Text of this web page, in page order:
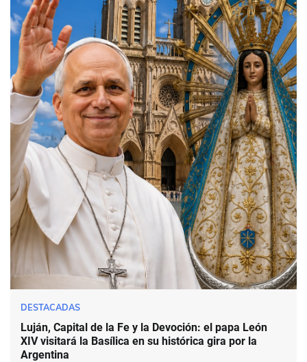
DESTACADAS
Luján, Capital de la Fe y la Devoción: el papa León
XIV visitará la Basílica en su histórica gira por la
Argentina